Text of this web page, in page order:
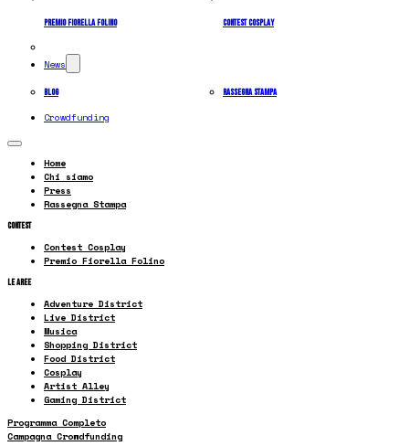
Premio Fiorella Folino Contest Cosplay
News
Blog Rassegna Stampa
Crowdfunding
Home
Chi siamo
Press
Rassegna Stampa
Contest
Contest Cosplay
Premio Fiorella Folino
Le Aree
Adventure District
Live District
Musica
Shopping District
Food District
Cosplay
Artist Alley
Gaming District
Programma Completo
Campagna Crowdfunding